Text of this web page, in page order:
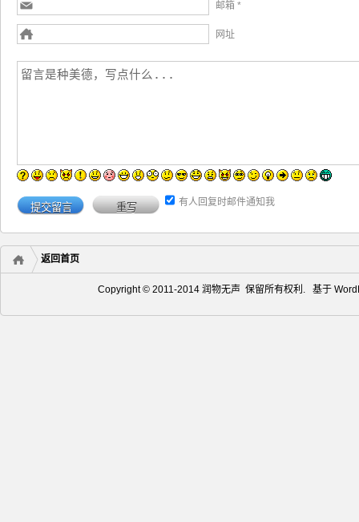
邮箱 *
网址
有人回复时邮件通知我
返回首页
Copyright © 2011-2014 润物无声 保留所有权利. 基于